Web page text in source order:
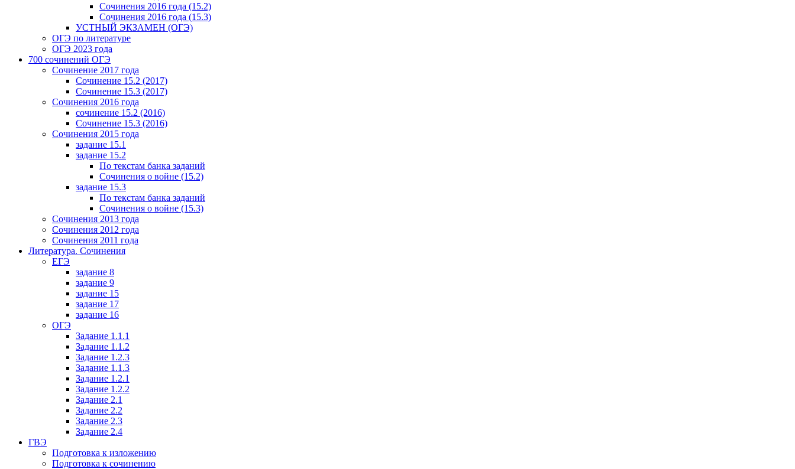
Сочинения 2016 года (15.2)
Сочинения 2016 года (15.3)
УСТНЫЙ ЭКЗАМЕН (ОГЭ)
ОГЭ по литературе
ОГЭ 2023 года
700 cочинений ОГЭ
Сочинение 2017 года
Сочинение 15.2 (2017)
Сочинение 15.3 (2017)
Сочинения 2016 года
сочинение 15.2 (2016)
Сочинение 15.3 (2016)
Сочинения 2015 года
задание 15.1
задание 15.2
По текстам банка заданий
Сочинения о войне (15.2)
задание 15.3
По текстам банка заданий
Сочинения о войне (15.3)
Сочинения 2013 года
Сочинения 2012 года
Сочинения 2011 года
Литература. Сочинения
ЕГЭ
задание 8
задание 9
задание 15
задание 17
задание 16
ОГЭ
Задание 1.1.1
Задание 1.1.2
Задание 1.2.3
Задание 1.1.3
Задание 1.2.1
Задание 1.2.2
Задание 2.1
Задание 2.2
Задание 2.3
Задание 2.4
ГВЭ
Подготовка к изложению
Подготовка к сочинению